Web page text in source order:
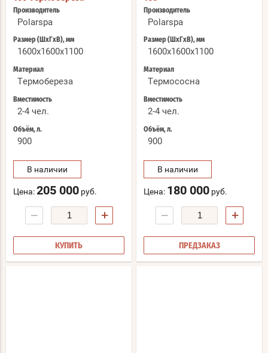
Производитель
Polarspa
Размер (ШхГхВ), мм
1600х1600х1100
Материал
Термобереза
Вместимость
2-4 чел.
Объём, л.
900
В наличии
Цена:205 000 руб.
− +
КУПИТЬ
Производитель
Polarspa
Размер (ШхГхВ), мм
1600х1600х1100
Материал
Термососна
Вместимость
2-4 чел.
Объём, л.
900
В наличии
Цена: 180 000 руб.
− +
ПРЕДЗАКАЗ